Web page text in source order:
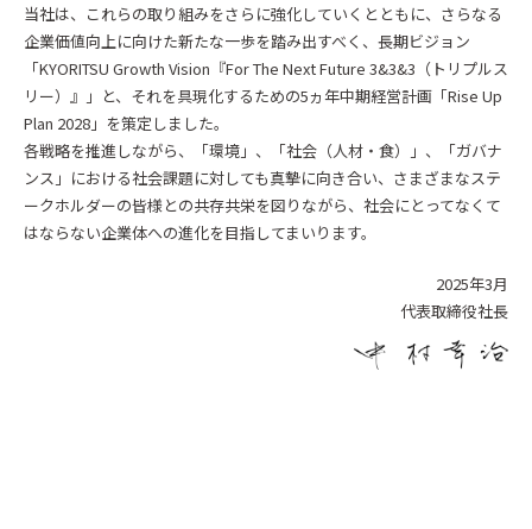
当社は、これらの取り組みをさらに強化していくとともに、さらなる
企業価値向上に向けた新たな一歩を踏み出すべく、長期ビジョン
「KYORITSU Growth Vision『For The Next Future 3&3&3（トリプルス
リー）』」と、それを具現化するための5ヵ年中期経営計画「Rise Up
Plan 2028」を策定しました。
各戦略を推進しながら、「環境」、「社会（人材・食）」、「ガバナ
ンス」における社会課題に対しても真摯に向き合い、さまざまなステ
ークホルダーの皆様との共存共栄を図りながら、社会にとってなくて
はならない企業体への進化を目指してまいります。
2025年3月
代表取締役社長